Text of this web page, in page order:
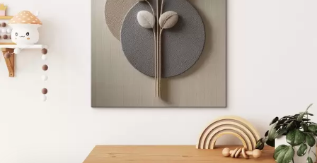
Преміум
Від363
Яскраві, насичені кольори
Стійкість до вицвітання
Безпечне чорнило без запаху
Поверхня з текстурою полотна